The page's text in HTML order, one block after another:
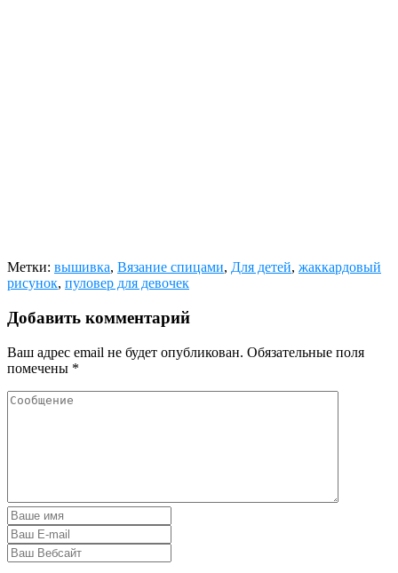
Метки: вышивка, Вязание спицами, Для детей, жаккардовый
рисунок, пуловер для девочек
Добавить комментарий
Ваш адрес email не будет опубликован. Обязательные поля
помечены *